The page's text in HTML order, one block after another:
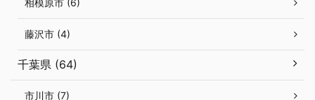
相模原市 (6)
藤沢市 (4)
千葉県 (64)
市川市 (7)